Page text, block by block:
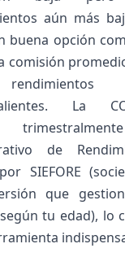
aún más
buena opción
comisión
La
de
SIEFORE
que
tu edad), lo